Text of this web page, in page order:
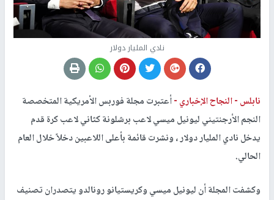
نادي المليار دولار
نابلس -النجاح الإخباري -أعتبرت مجلة فوربس الأمريكية المتخصصة
النجم الأرجنتيني ليونيل ميسي لاعب برشلونة كثاني لاعب كرة قدم
يدخل نادي المليار دولار ، ونشرت قائمة بأعلى اللاعبين دخلاً خلال العام
الحالي.
وكشفت المجلة أن ليونيل ميسي وكريستيانو رونالدو يتصدران تصنيف